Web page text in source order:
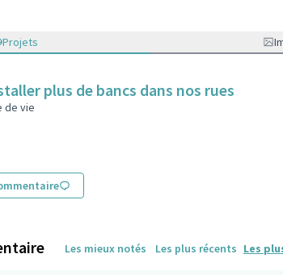
Projets
plus de bancs dans nos rues
de vie
Les mieux notés Les plus récents Les